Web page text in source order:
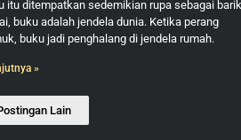
itu ditempatkan sedemikian rupa sebagai
buku adalah jendela dunia. Ketika perang
buku jadi penghalang di jendela rumah.
»
Lain